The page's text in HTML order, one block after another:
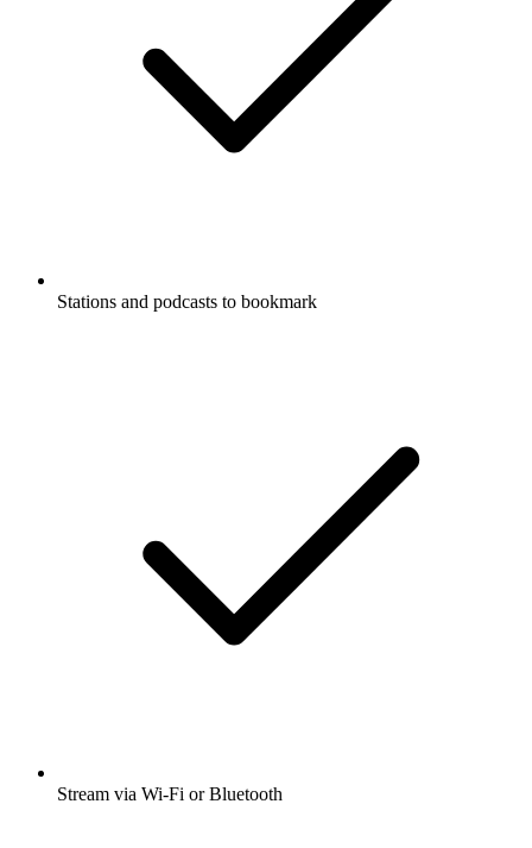
Stations and podcasts to bookmark
Stream via Wi-Fi or Bluetooth